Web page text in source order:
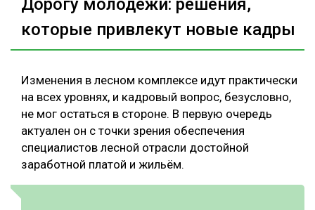
Дорогу молодёжи: решения,
которые привлекут новые кадры
Изменения в лесном комплексе идут практически
на всех уровнях, и кадровый вопрос, безусловно,
не мог остаться в стороне. В первую очередь
актуален он с точки зрения обеспечения
специалистов лесной отрасли достойной
заработной платой и жильём.